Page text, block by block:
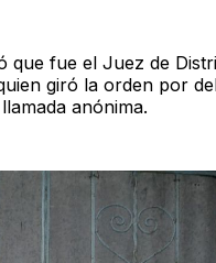
que fue el Juez de
giró la orden por
anónima.